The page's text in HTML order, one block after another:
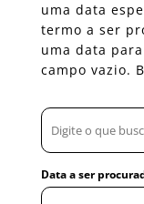
uma data
termo a ser
uma data
campo vazio.